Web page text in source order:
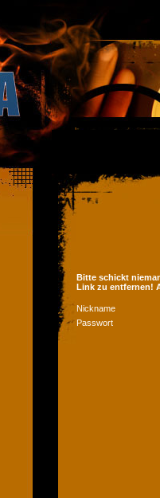
Bitte schickt
Link zu entfernen!
Nickname
Passwort